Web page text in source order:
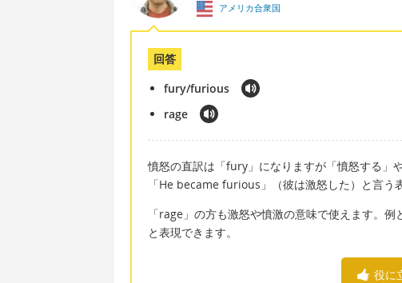
アメリカ合衆国
回答
fury/furious
rage
憤怒の直訳は「fury」になりますが「憤怒する
「He became furious」（彼は激怒した）と言う
「rage」の方も激怒や憤激の意味で使えます。
と表現できます。
役に